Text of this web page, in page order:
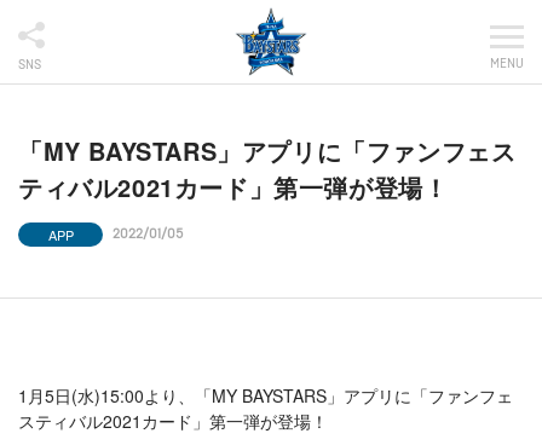
SNS MENU
「MY BAYSTARS」アプリに「ファンフェス
ティバル2021カード」第一弾が登場！
APP 2022/01/05
1月5日(水)15:00より、「MY BAYSTARS」アプリに「ファンフェ
スティバル2021カード」第一弾が登場！